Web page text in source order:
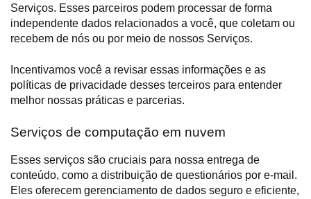
Serviços. Esses parceiros podem processar de forma
independente dados relacionados a você, que coletam ou
recebem de nós ou por meio de nossos Serviços.
Incentivamos você a revisar essas informações e as
políticas de privacidade desses terceiros para entender
melhor nossas práticas e parcerias.
Serviços de computação em nuvem
Esses serviços são cruciais para nossa entrega de
conteúdo, como a distribuição de questionários por e-mail.
Eles oferecem gerenciamento de dados seguro e eficiente,